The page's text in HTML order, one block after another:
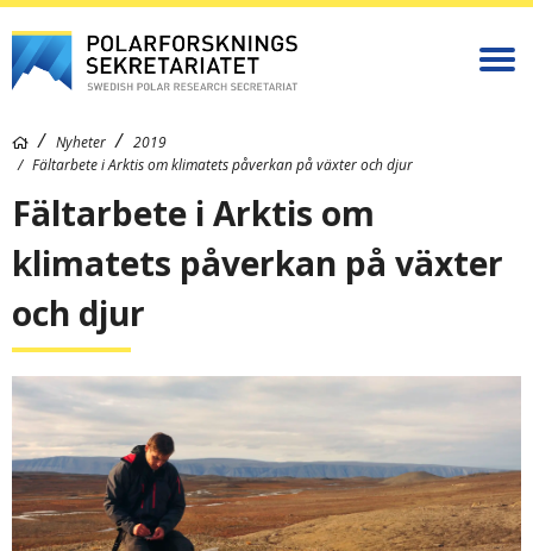
Nyheter
2019
Fältarbete i Arktis om klimatets påverkan på växter och djur
Fältarbete i Arktis om
klimatets påverkan på växter
och djur